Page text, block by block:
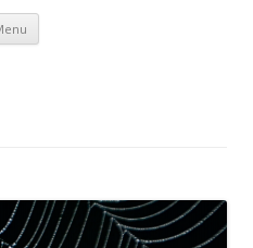
Spring
inhoud